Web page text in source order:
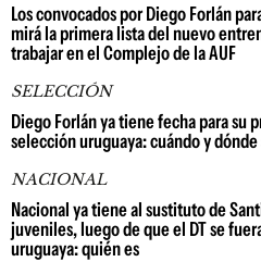
Los convocados por Diego Forlán
mirá la primera lista del nuevo
trabajar en el Complejo de la AUF
SELECCIÓN
Diego Forlán ya tiene fecha para su
selección uruguaya: cuándo y
NACIONAL
Nacional ya tiene al sustituto de
juveniles, luego de que el DT se
uruguaya: quién es